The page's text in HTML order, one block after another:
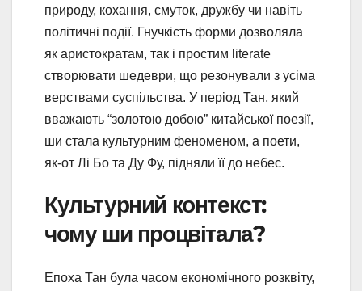
природу, кохання, смуток, дружбу чи навіть
політичні події. Гнучкість форми дозволяла
як аристократам, так і простим literate
створювати шедеври, що резонували з усіма
верствами суспільства. У період Тан, який
вважають “золотою добою” китайської поезії,
ши стала культурним феноменом, а поети,
як-от Лі Бо та Ду Фу, підняли її до небес.
Культурний контекст:
чому ши процвітала?
Епоха Тан була часом економічного розквіту,